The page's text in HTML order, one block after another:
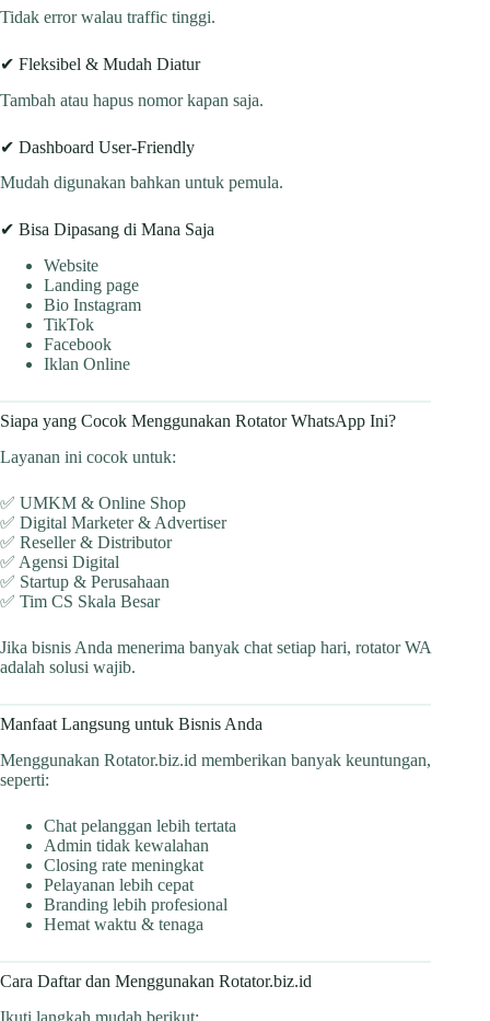
Tidak error walau traffic tinggi.
✔ Fleksibel & Mudah Diatur
Tambah atau hapus nomor kapan saja.
✔ Dashboard User-Friendly
Mudah digunakan bahkan untuk pemula.
✔ Bisa Dipasang di Mana Saja
Website
Landing page
Bio Instagram
TikTok
Facebook
Iklan Online
Siapa yang Cocok Menggunakan Rotator WhatsApp Ini?
Layanan ini cocok untuk:
✅ UMKM & Online Shop
✅ Digital Marketer & Advertiser
✅ Reseller & Distributor
✅ Agensi Digital
✅ Startup & Perusahaan
✅ Tim CS Skala Besar
Jika bisnis Anda menerima banyak chat setiap hari, rotator WA
adalah solusi wajib.
Manfaat Langsung untuk Bisnis Anda
Menggunakan Rotator.biz.id memberikan banyak keuntungan,
seperti:
Chat pelanggan lebih tertata
Admin tidak kewalahan
Closing rate meningkat
Pelayanan lebih cepat
Branding lebih profesional
Hemat waktu & tenaga
Cara Daftar dan Menggunakan Rotator.biz.id
Ikuti langkah mudah berikut: